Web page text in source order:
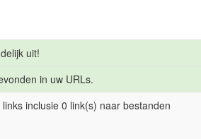
uit!
in uw URLs.
inclusie 0 link(s) naar bestanden